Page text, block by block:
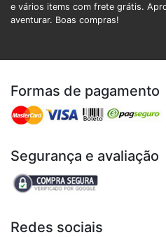
e vários items com frete grátis.
aventurar. Boas compras!
Formas de pagamento
Segurança e avaliação
Redes sociais